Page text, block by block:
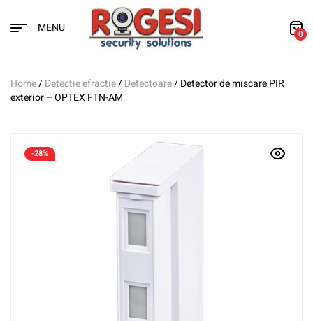
MENU 0
Home/Detectie efractie/Detectoare/ Detector de miscare PIR
exterior – OPTEX FTN-AM
-28%